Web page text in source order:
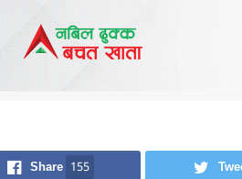
Share 155